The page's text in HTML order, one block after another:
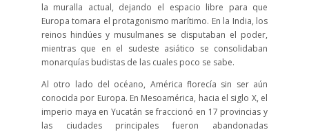
la muralla actual, dejando el espacio libre para que
Europa tomara el protagonismo marítimo. En la India, los
reinos hindúes y musulmanes se disputaban el poder,
mientras que en el sudeste asiático se consolidaban
monarquías budistas de las cuales poco se sabe.
Al otro lado del océano, América florecía sin ser aún
conocida por Europa. En Mesoamérica, hacia el siglo X, el
imperio maya en Yucatán se fraccionó en 17 provincias y
las ciudades principales fueron abandonadas